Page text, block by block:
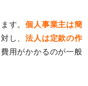
す。個人事業主は簡
し、法人は定款の作
用がかかるのが一般